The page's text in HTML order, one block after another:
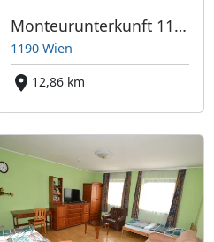
Monteurunterkunft 1190 Wien
1190 Wien
12,86 km